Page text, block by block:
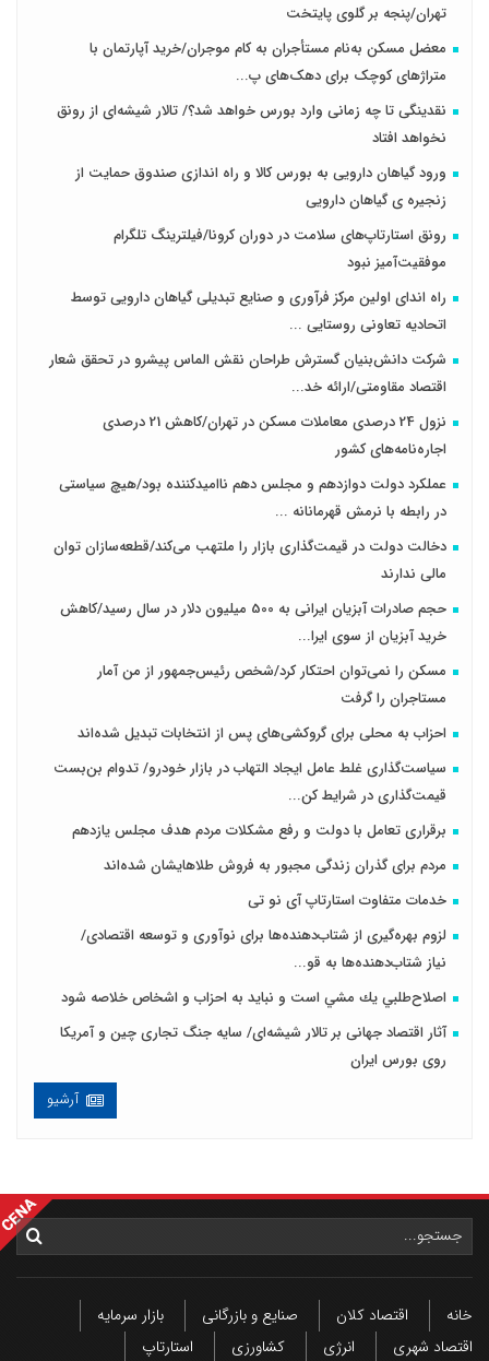
تهران/پنجه بر گلوی پایتخت
معضل مسکن به‌نام مستأجران به کام موجران/خرید آپارتمان با
متراژهای کوچک برای دهک‌های پ...
نقدینگی تا چه زمانی وارد بورس خواهد شد؟/ تالار شیشه‌ای از رونق
نخواهد افتاد
ورود گیاهان دارویی به بورس کالا و راه اندازی صندوق حمایت از
زنجیره ی گیاهان دارویی
رونق استارتاپ‌های سلامت در دوران کرونا/فیلترینگ تلگرام
موفقیت‌آمیز نبود
راه اندای اولین مرکز فرآوری و صنایع تبدیلی گیاهان دارویی توسط
اتحادیه تعاونی روستایی ...
شرکت دانش‌بنیان گسترش طراحان‌‌ ‌نقش‌ الماس پیشرو در تحقق شعار
اقتصاد مقاومتی/ارائه خد...
نزول 24 درصدی معاملات مسکن در تهران/کاهش 21 درصدی
اجاره‌نامه‌های کشور
عملکرد دولت دوازدهم و مجلس دهم ناامیدکننده بود/هیچ سیاستی
در رابطه با نرمش قهرمانانه ...
دخالت دولت در قیمت‌گذاری بازار را ملتهب می‌کند/قطعه‌سازان توان
مالی ندارند
حجم صادرات آبزیان ایرانی به 500 میلیون دلار در سال رسید/کاهش
خرید آبزیان از سوی ایرا...
مسکن را نمی‌توان احتکار کرد/شخص رئیس‌جمهور از من آمار
مستاجران را گرفت
احزاب به محلی برای گروکشی‌های پس از انتخابات تبدیل شده‌اند
سیاست‌گذاری غلط عامل ایجاد التهاب در بازار خودرو/ تدوام بن‌بست
قیمت‌گذاری در شرایط کن...
برقراری تعامل با دولت و رفع مشکلات مردم هدف مجلس‌ یازدهم
مردم برای گذران زندگی مجبور به فروش طلاهایشان شده‌اند
خدمات متفاوت استارتاپ آی نو تی
لزوم بهره‌گیری از شتاب‌دهنده‌ها برای نوآوری و توسعه اقتصادی/
نیاز شتاب‌دهنده‌ها به قو...
اصلاح‌طلبي يك مشي است و نبايد به احزاب و اشخاص خلاصه شود
آثار اقتصاد جهانی بر تالار شیشه‌ای/ سایه جنگ تجاری چین و آمریکا
روی بورس ایران
آرشیو
خانه اقتصاد کلان صنایع و بازرگانی
بازار سرمایه
اقتصاد شهری
انرژی کشاورزی استارتاپ